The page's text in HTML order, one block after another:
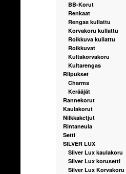
BB-Korut
Renkaat
Rengas kullattu
Korvakoru kullattu
Roikkuva kullattu
Roikkuvat
Kultakorvakoru
Kultarengas
Riipukset
Charms
Kerääjät
Rannekorut
Kaulakorut
Nilkkaketjut
Rintaneula
Setti
SILVER LUX
Silver Lux kaulakoru
Silver Lux korusetti
Silver Lux Korvakoru